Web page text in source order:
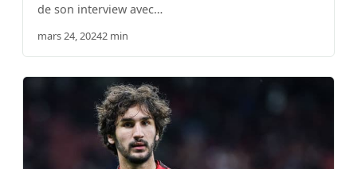
de son interview avec…
mars 24, 20242 min